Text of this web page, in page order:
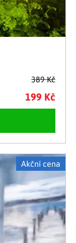
389 Kč
199 Kč
Akční cena